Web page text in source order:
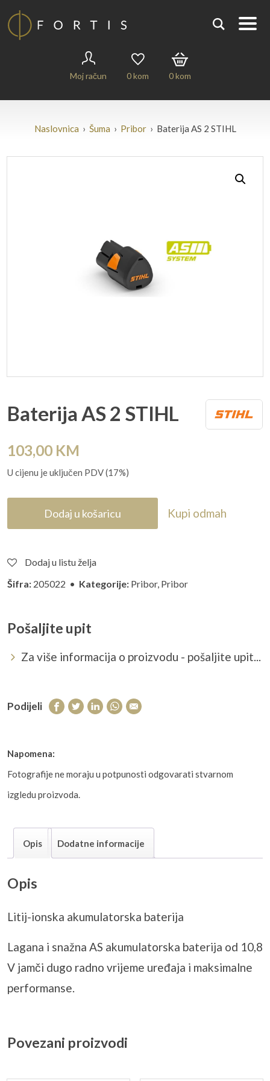
Moj račun 0kom 0kom
Naslovnica › Šuma › Pribor› Baterija AS 2 STIHL
Baterija AS 2 STIHL
103,00 KM
U cijenu je uključen PDV (17%)
Dodaj u košaricu Kupi odmah
Dodaj u listu želja
Šifra: 205022 • Kategorije: Pribor, Pribor
Pošaljite upit
Za više informacija o proizvodu - pošaljite upit...
Podijeli
Napomena:
Fotografije ne moraju u potpunosti odgovarati stvarnom
izgledu proizvoda.
Opis Dodatne informacije
Opis
Litij-ionska akumulatorska baterija
Lagana i snažna AS akumulatorska baterija od 10,8
V jamči dugo radno vrijeme uređaja i maksimalne
performanse.
Povezani proizvodi